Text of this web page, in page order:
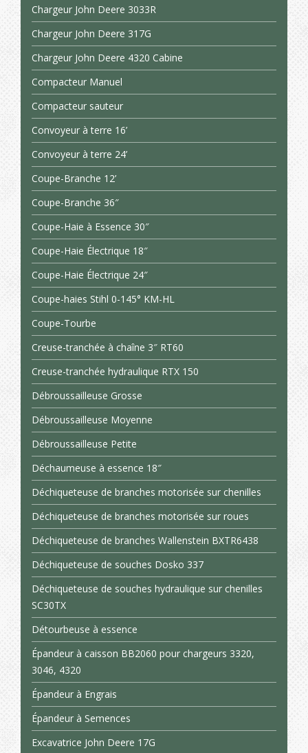
Chargeur John Deere 3033R
Chargeur John Deere 317G
Chargeur John Deere 4320 Cabine
Compacteur Manuel
Compacteur sauteur
Convoyeur à terre 16’
Convoyeur à terre 24’
Coupe-Branche 12’
Coupe-Branche 36″
Coupe-Haie à Essence 30″
Coupe-Haie Électrique 18″
Coupe-Haie Électrique 24″
Coupe-haies Stihl 0-145° KM-HL
Coupe-Tourbe
Creuse-tranchée à chaîne 3″ RT60
Creuse-tranchée hydraulique RTX 150
Débroussailleuse Grosse
Débroussailleuse Moyenne
Débroussailleuse Petite
Déchaumeuse à essence 18″
Déchiqueteuse de branches motorisée sur chenilles
Déchiqueteuse de branches motorisée sur roues
Déchiqueteuse de branches Wallenstein BXTR6438
Déchiqueteuse de souches Dosko 337
Déchiqueteuse de souches hydraulique sur chenilles
SC30TX
Détourbeuse à essence
Épandeur à caisson BB2060 pour chargeurs 3320,
3046, 4320
Épandeur à Engrais
Épandeur à Semences
Excavatrice John Deere 17G